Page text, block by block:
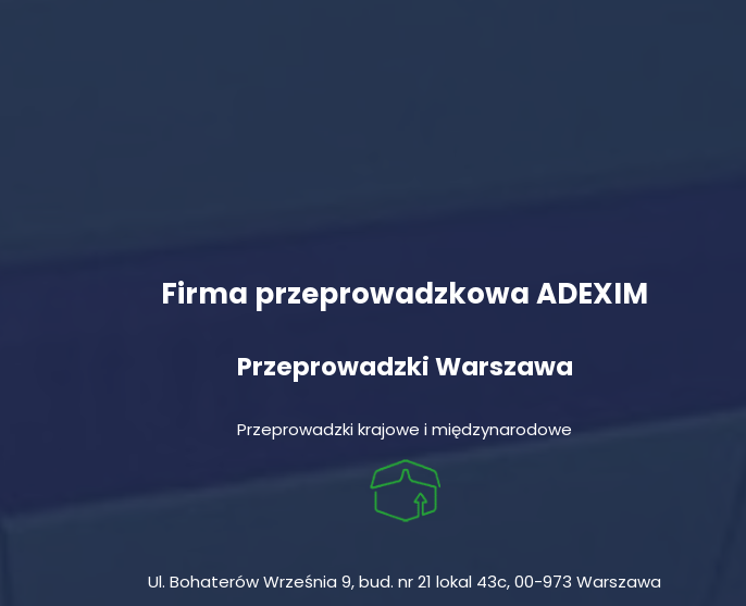
Firma przeprowadzkowa ADEXIM
Przeprowadzki Warszawa
Przeprowadzki krajowe i międzynarodowe
Ul. Bohaterów Września 9, bud. nr 21 lokal 43c, 00-973 Warszawa